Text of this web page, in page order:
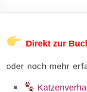
Direkt zur
oder noch mehr